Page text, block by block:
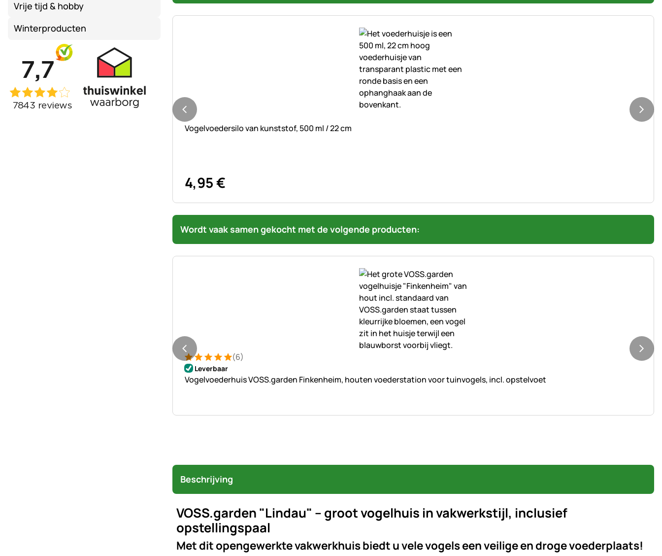
Vrije tijd & hobby
Winterproducten
Nog geen beoordelingen geplaatst
Vogelvoedersilo van kunststof, 500 ml / 22 cm
4,95€
Wordt vaak samen gekocht met de volgende producten:
Beoordeling: 5 van 5 (6 beoordelingen)
6 Bewertungen
(6)
Leverbaar
Vogelvoederhuis VOSS.garden Finkenheim, houten voederstation voor tuinvogels, incl. opstelvoet
Beschrijving
VOSS.garden "Lindau" – groot vogelhuis in vakwerkstijl, inclusief
opstellingspaal
Met dit opengewerkte vakwerkhuis biedt u vele vogels een veilige en droge voederplaats!